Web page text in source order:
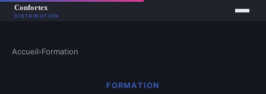
Accueil›Formation
FORMATION